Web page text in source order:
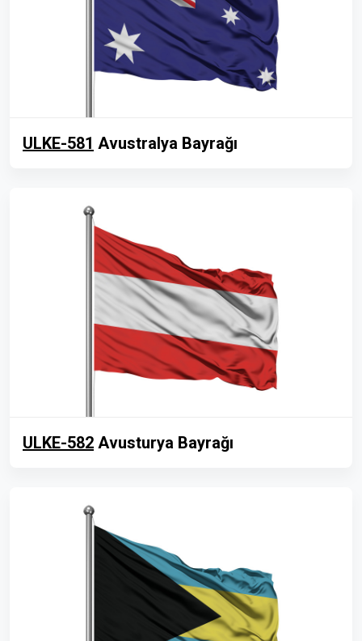
ULKE-581 Avustralya Bayrağı
ULKE-582 Avusturya Bayrağı